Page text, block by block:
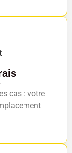
cas : votre